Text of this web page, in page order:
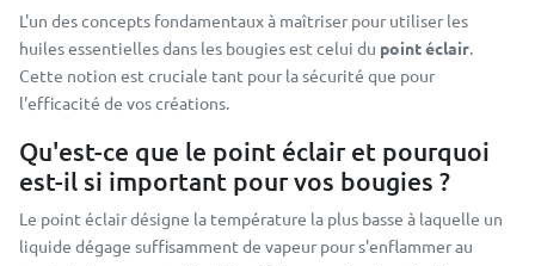
L'un des concepts fondamentaux à maîtriser pour utiliser les
huiles essentielles dans les bougies est celui du point éclair.
Cette notion est cruciale tant pour la sécurité que pour
l'efficacité de vos créations.
Qu'est-ce que le point éclair et pourquoi
est-il si important pour vos bougies ?
Le point éclair désigne la température la plus basse à laquelle un
liquide dégage suffisamment de vapeur pour s'enflammer au